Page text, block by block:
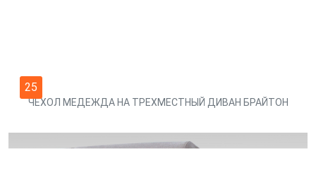
25
ЧЕХОЛ МЕДЕЖДА НА ТРЕХМЕСТНЫЙ ДИВАН БРАЙТОН